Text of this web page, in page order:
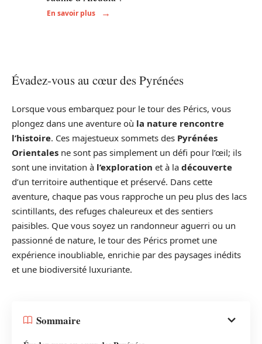
En savoir plus
Évadez-vous au cœur des Pyrénées
Lorsque vous embarquez pour le tour des Pérics, vous
plongez dans une aventure où la nature rencontre
l’histoire. Ces majestueux sommets des Pyrénées
Orientales ne sont pas simplement un défi pour l’œil; ils
sont une invitation à l’exploration et à la découverte
d’un territoire authentique et préservé. Dans cette
aventure, chaque pas vous rapproche un peu plus des lacs
scintillants, des refuges chaleureux et des sentiers
paisibles. Que vous soyez un randonneur aguerri ou un
passionné de nature, le tour des Pérics promet une
expérience inoubliable, enrichie par des paysages inédits
et une biodiversité luxuriante.
Sommaire